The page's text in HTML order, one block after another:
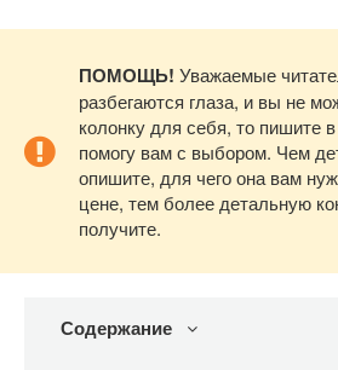
ПОМОЩЬ! Уважаемые
разбегаются глаза, и вы не
колонку для себя, то пишите
помогу вам с выбором. Чем
опишите, для чего она вам
цене, тем более детальную
получите.
Содержание